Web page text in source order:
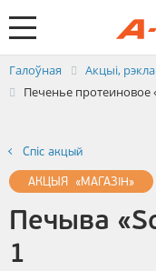
Зваротная сувязь
Паслугi
Заяўка на
Галоўная
Акцыі,
Печенье протеиновое
Спiс акцый
АКЦЫЯ «МАГАЗIН»
Печыва
1